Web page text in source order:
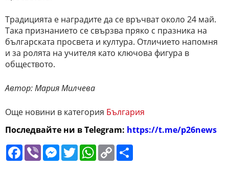
Традицията е наградите да се връчват около 24 май.
Така признанието се свързва пряко с празника на
българската просвета и култура. Отличието напомня
и за ролята на учителя като ключова фигура в
обществото.
Автор: Мария Милчева
Още новини в категория България
Последвайте ни в Telegram: https://t.me/p26news
Facebook
ViberMessenger
TwitterWhatsApp
Copy
Link